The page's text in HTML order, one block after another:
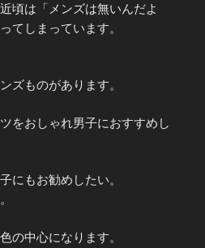
頃は「メンズは無いんだよ
てしまっています。
ズものがあります。
をおしゃれ男子におすすめし
にもお勧めしたい。
の中心になります。